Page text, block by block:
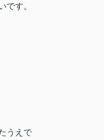
です。
うえで